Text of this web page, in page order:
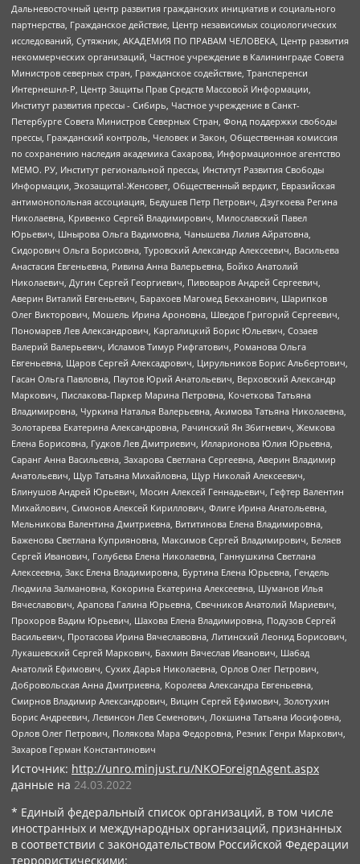
Дальневосточный центр развития гражданских инициатив и социального
партнерства, Гражданское действие, Центр независимых социологических
исследований, Сутяжник, АКАДЕМИЯ ПО ПРАВАМ ЧЕЛОВЕКА, Центр развития
некоммерческих организаций, Частное учреждение в Калининграде Совета
Министров северных стран, Гражданское содействие, Трансперенси
Интернешнл-Р, Центр Защиты Прав Средств Массовой Информации,
Институт развития прессы - Сибирь, Частное учреждение в Санкт-
Петербурге Совета Министров Северных Стран, Фонд поддержки свободы
прессы, Гражданский контроль, Человек и Закон, Общественная комиссия
по сохранению наследия академика Сахарова, Информационное агентство
МЕМО. РУ, Институт региональной прессы, Институт Развития Свободы
Информации, Экозащита!-Женсовет, Общественный вердикт, Евразийская
антимонопольная ассоциация, Бедушев Петр Петрович, Дзугкоева Регина
Николаевна, Кривенко Сергей Владимирович, Милославский Павел
Юрьевич, Шнырова Ольга Вадимовна, Чанышева Лилия Айратовна,
Сидорович Ольга Борисовна, Туровский Александр Алексеевич, Васильева
Анастасия Евгеньевна, Ривина Анна Валерьевна, Бойко Анатолий
Николаевич, Дугин Сергей Георгиевич, Пивоваров Андрей Сергеевич,
Аверин Виталий Евгеньевич, Барахоев Магомед Бекханович, Шарипков
Олег Викторович, Мошель Ирина Ароновна, Шведов Григорий Сергеевич,
Пономарев Лев Александрович, Каргалицкий Борис Юльевич, Созаев
Валерий Валерьевич, Исламов Тимур Рифгатович, Романова Ольга
Евгеньевна, Щаров Сергей Алексадрович, Цирульников Борис Альбертович,
Гасан Ольга Павловна, Паутов Юрий Анатольевич, Верховский Александр
Маркович, Пислакова-Паркер Марина Петровна, Кочеткова Татьяна
Владимировна, Чуркина Наталья Валерьевна, Акимова Татьяна Николаевна,
Золотарева Екатерина Александровна, Рачинский Ян Збигневич, Жемкова
Елена Борисовна, Гудков Лев Дмитриевич, Илларионова Юлия Юрьевна,
Саранг Анна Васильевна, Захарова Светлана Сергеевна, Аверин Владимир
Анатольевич, Щур Татьяна Михайловна, Щур Николай Алексеевич,
Блинушов Андрей Юрьевич, Мосин Алексей Геннадьевич, Гефтер Валентин
Михайлович, Симонов Алексей Кириллович, Флиге Ирина Анатольевна,
Мельникова Валентина Дмитриевна, Вититинова Елена Владимировна,
Баженова Светлана Куприяновна, Максимов Сергей Владимирович, Беляев
Сергей Иванович, Голубева Елена Николаевна, Ганнушкина Светлана
Алексеевна, Закс Елена Владимировна, Буртина Елена Юрьевна, Гендель
Людмила Залмановна, Кокорина Екатерина Алексеевна, Шуманов Илья
Вячеславович, Арапова Галина Юрьевна, Свечников Анатолий Мариевич,
Прохоров Вадим Юрьевич, Шахова Елена Владимировна, Подузов Сергей
Васильевич, Протасова Ирина Вячеславовна, Литинский Леонид Борисович,
Лукашевский Сергей Маркович, Бахмин Вячеслав Иванович, Шабад
Анатолий Ефимович, Сухих Дарья Николаевна, Орлов Олег Петрович,
Добровольская Анна Дмитриевна, Королева Александра Евгеньевна,
Смирнов Владимир Александрович, Вицин Сергей Ефимович, Золотухин
Борис Андреевич, Левинсон Лев Семенович, Локшина Татьяна Иосифовна,
Орлов Олег Петрович, Полякова Мара Федоровна, Резник Генри Маркович,
Захаров Герман Константинович
Источник: http://unro.minjust.ru/NKOForeignAgent.aspx
данные на 24.03.2022
* Единый федеральный список организаций, в том числе
иностранных и международных организаций, признанных
в соответствии с законодательством Российской Федерации
террористическими: